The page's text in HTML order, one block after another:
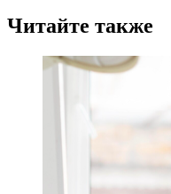
Читайте также